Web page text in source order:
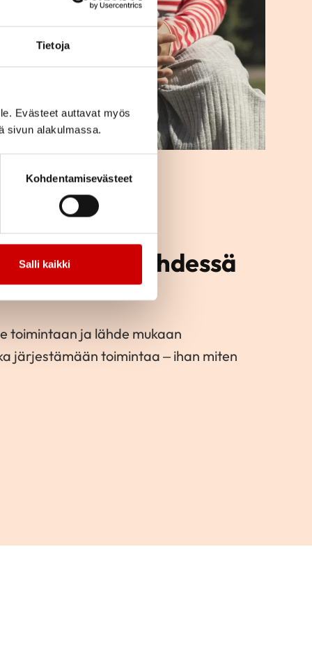
Tietoja
Evästeet auttavat myös
sivun alakulmassa.
Kohdentamisevästeet
Salli kaikki
ja yhdessä
toimintaan ja lähde mukaan
järjestämään toimintaa – ihan miten